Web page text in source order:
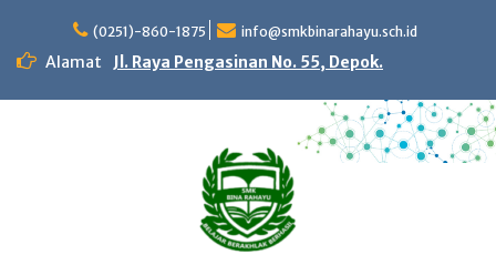
content
(0251)-860-1875 info@smkbinarahayu.sch.id
Alamat Jl. Raya Pengasinan No. 55, Depok.